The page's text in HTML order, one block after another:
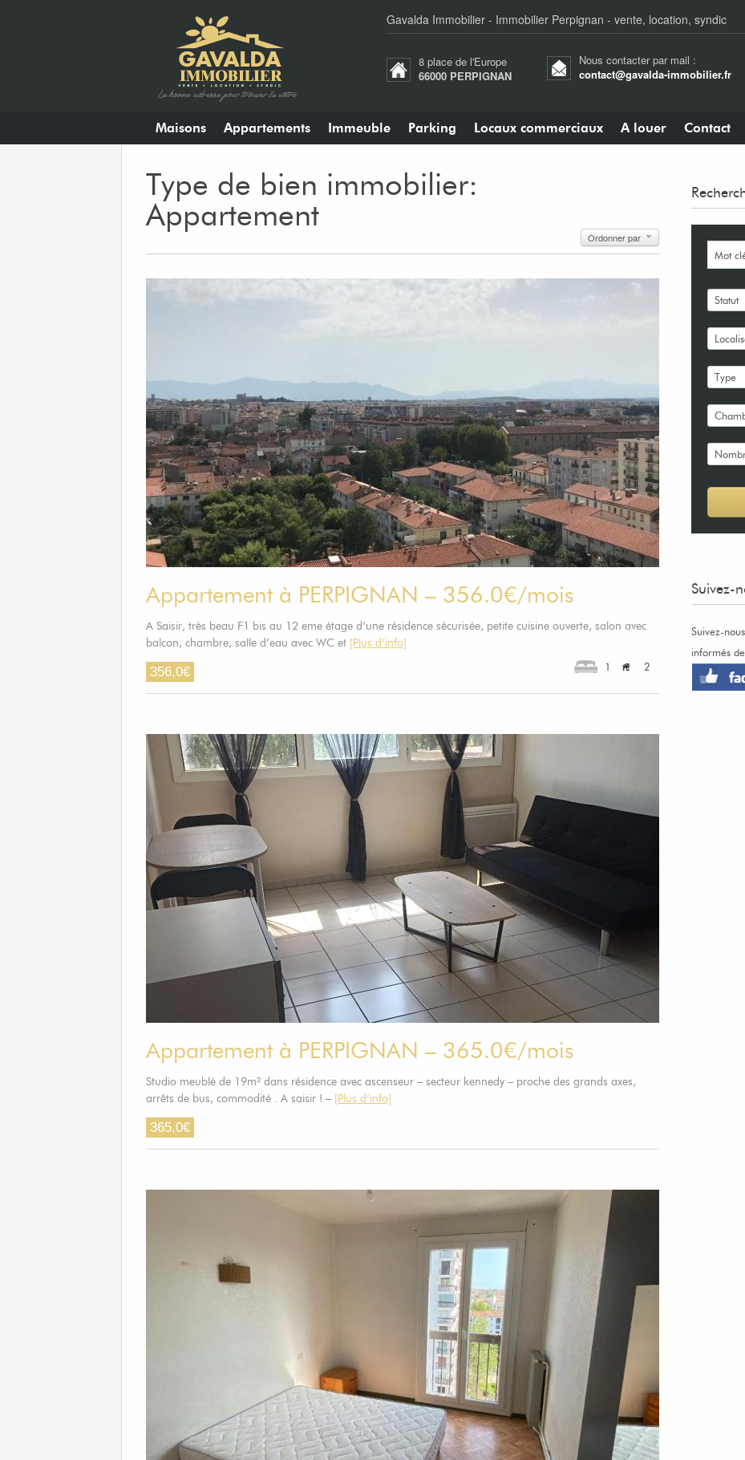
Gavalda Immobilier - Immobilier Perpignan - vente, location, syndic
8 place de l'Europe
66000 PERPIGNAN
Nous contacter par mail :
contact@gavalda-immobilier.fr
Maisons Appartements Immeuble Parking Locaux commerciaux A louer Contact
Type de bien immobilier:
Appartement
Ordonner par
Appartement à PERPIGNAN – 356.0€/mois
A Saisir, très beau F1 bis au 12 eme étage d’une résidence sécurisée, petite cuisine ouverte, salon avec
balcon, chambre, salle d’eau avec WC et [Plus d’info]
1 2
356,0€
Appartement à PERPIGNAN – 365.0€/mois
Studio meublé de 19m² dans résidence avec ascenseur – secteur kennedy – proche des grands axes,
arrêts de bus, commodité . A saisir ! – [Plus d’info]
365,0€
Suivez-
Suivez-
informés